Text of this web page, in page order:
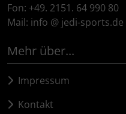
Fon: +49. 2151. 64 990 80
Mail: info @ jedi-sports.de
Mehr über...
Impressum
Kontakt
ZIPP